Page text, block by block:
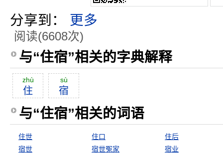
分享到： 更多
阅读(6608次)
与“住宿”相关的字典解释
zhù
住
sù
宿
与“住宿”相关的词语
住世 住口
住后
宿世
宿世冤家 宿业